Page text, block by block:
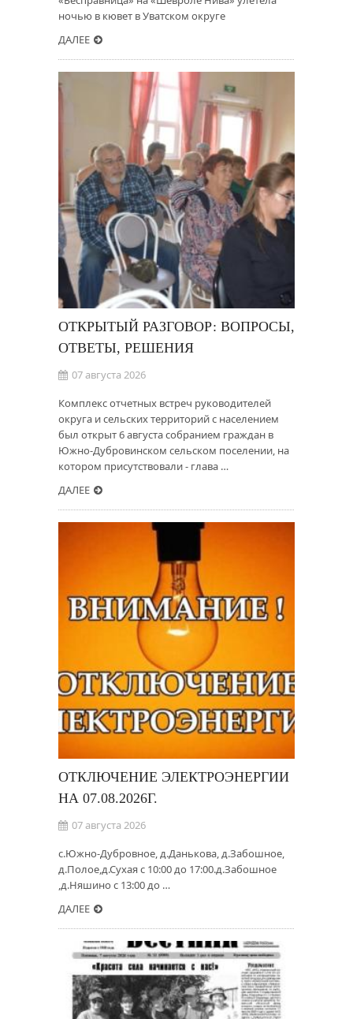
ночью в кювет в Уватском округе
ДАЛЕЕ
ОТКРЫТЫЙ РАЗГОВОР: ВОПРОСЫ,
ОТВЕТЫ, РЕШЕНИЯ
07 августа 2026
Комплекс отчетных встреч руководителей
округа и сельских территорий с населением
был открыт 6 августа собранием граждан в
Южно-Дубровинском сельском поселении, на
котором присутствовали - глава …
ДАЛЕЕ
ОТКЛЮЧЕНИЕ ЭЛЕКТРОЭНЕРГИИ
НА 07.08.2026Г.
07 августа 2026
с.Южно-Дубровное, д.Данькова, д.Забошное,
д.Полое,д.Сухая с 10:00 до 17:00.д.Забошное
,д.Няшино с 13:00 до …
ДАЛЕЕ